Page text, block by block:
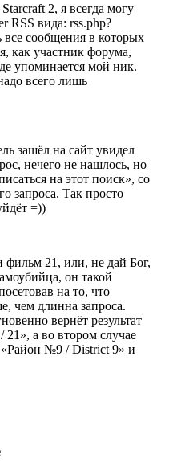
2, я всегда могу
RSS вида: rss.php?
все сообщения в которых
как участник форума,
упоминается мой ник.
всего лишь
зашёл на сайт увидел
нечего не нашлось, но
на этот поиск», со
запроса. Так просто
=))
фильм 21, или, не дай Бог,
он такой
на то, что
чем длинна запроса.
вернёт результат
а во втором случае
№9 / District 9» и